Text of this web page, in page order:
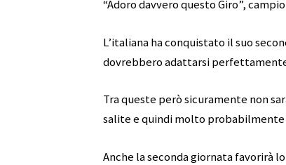
“Adoro davvero questo Giro”,
L’italiana ha conquistato il suo
dovrebbero adattarsi
Tra queste però sicuramente non
salite e quindi molto probabilmente
Anche la seconda giornata favorirà